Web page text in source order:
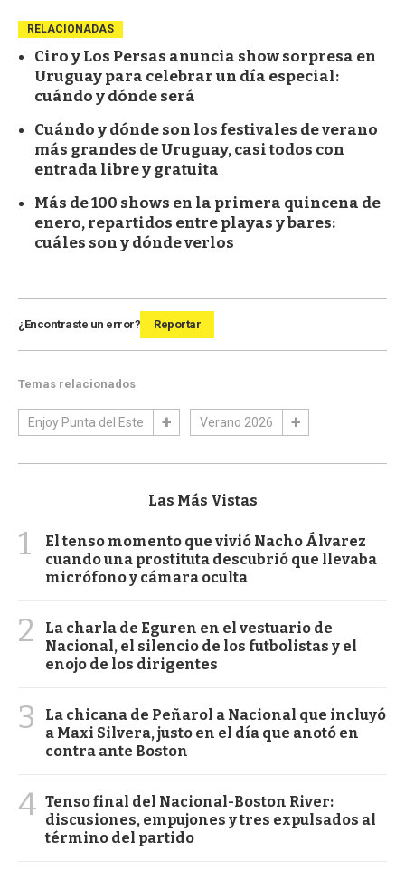
RELACIONADAS
Ciro y Los Persas anuncia show sorpresa en
Uruguay para celebrar un día especial:
cuándo y dónde será
Cuándo y dónde son los festivales de verano
más grandes de Uruguay, casi todos con
entrada libre y gratuita
Más de 100 shows en la primera quincena de
enero, repartidos entre playas y bares:
cuáles son y dónde verlos
¿Encontraste un error? Reportar
Temas relacionados
Enjoy Punta del Este Verano 2026
Las Más Vistas
1
El tenso momento que vivió Nacho Álvarez
cuando una prostituta descubrió que llevaba
micrófono y cámara oculta
2
La charla de Eguren en el vestuario de
Nacional, el silencio de los futbolistas y el
enojo de los dirigentes
3
La chicana de Peñarol a Nacional que incluyó
a Maxi Silvera, justo en el día que anotó en
contra ante Boston
4 Tenso final del Nacional-Boston River:
discusiones, empujones y tres expulsados al
término del partido